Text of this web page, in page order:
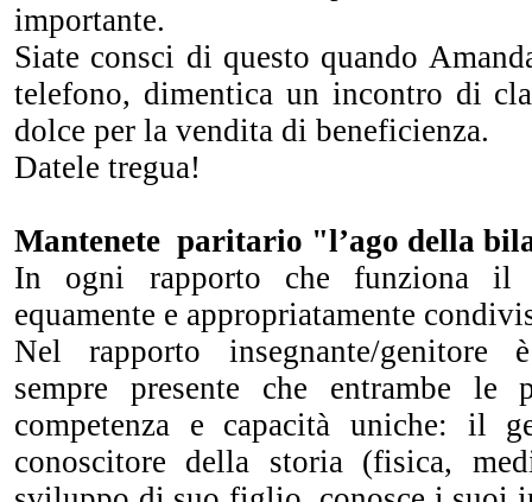
importante.
Siate consci di questo quando
telefono, dimentica un incontro di
dolce per la vendita di beneficienza.
Datele tregua!
Mantenete paritario "l’ago della
In ogni rapporto che funziona il
equamente e appropriatamente
Nel rapporto insegnante/genitore
sempre presente che entrambe le
competenza e capacità uniche: il
conoscitore della storia (fisica,